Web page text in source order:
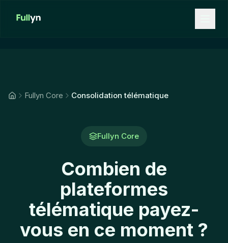
Fullyn Core Consolidation télématique
Fullyn Core
Combien de
plateformes
télématique payez-
vous en ce moment ?